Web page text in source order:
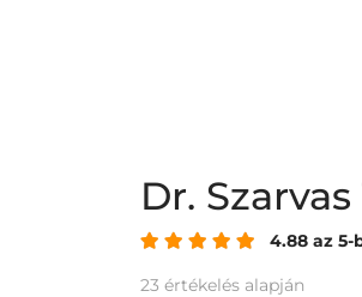
Dr.
4.88 az 5-
23 értékelés alapján